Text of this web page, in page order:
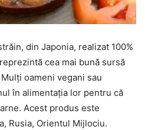
din Japonia, realizat 100%
cea mai bună sursă
oameni vegani sau
în alimentația lor pentru că
Acest produs este
Rusia, Orientul Mijlociu.